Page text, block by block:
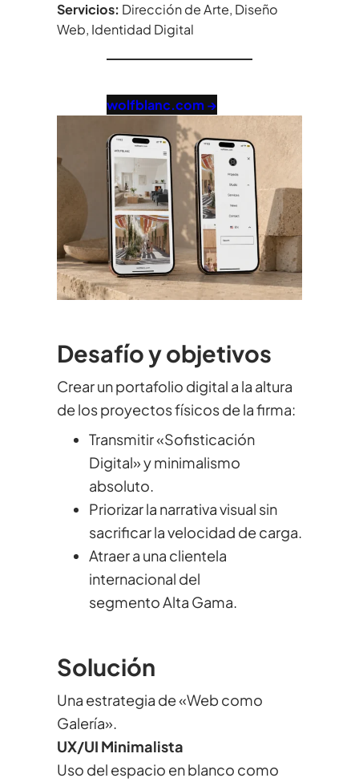
Servicios: Dirección de Arte, Diseño
Web, Identidad Digital
wolfblanc.com →
Desafío y objetivos
Crear un portafolio digital a la altura
de los proyectos físicos de la firma:
Transmitir «Sofisticación
Digital» y minimalismo
absoluto.
Priorizar la narrativa visual sin
sacrificar la velocidad de carga.
Atraer a una clientela
internacional del
segmento Alta Gama.
Solución
Una estrategia de «Web como
Galería».
UX/UI Minimalista
Uso del espacio en blanco como